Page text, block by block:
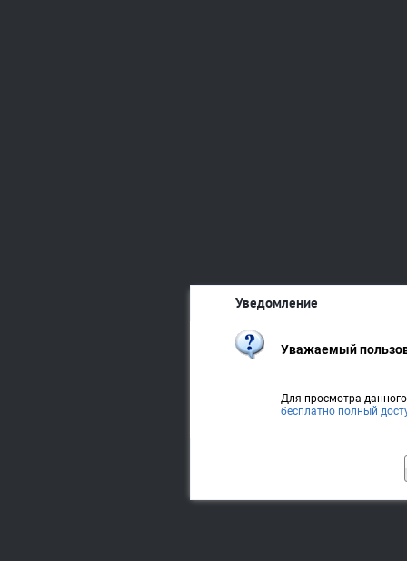
Уведомление
Уважаемый
Для просмотра
бесплатно полный